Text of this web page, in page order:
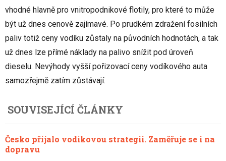
vhodné hlavně pro vnitropodnikové flotily, pro které to může
být už dnes cenově zajímavé. Po prudkém zdražení fosilních
paliv totiž ceny vodíku zůstaly na původních hodnotách, a tak
už dnes lze přímé náklady na palivo snížit pod úroveň
dieselu. Nevýhody vyšší pořizovací ceny vodíkového auta
samozřejmě zatím zůstávají.
SOUVISEJÍCÍ ČLÁNKY
Česko přijalo vodíkovou strategii. Zaměřuje se i na
dopravu